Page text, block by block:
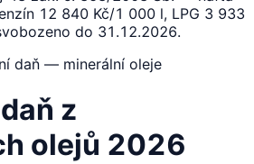
12 840 Kč/1 000 l, LPG 3 933
do 31.12.2026.
daň — minerální oleje
z
olejů 2026